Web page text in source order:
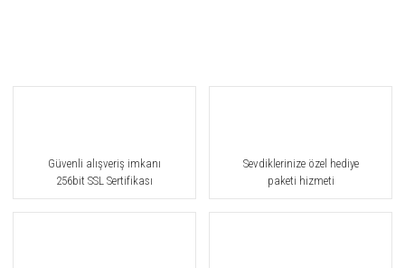
Güvenli alışveriş imkanı
256bit SSL Sertifikası
Sevdiklerinize özel hediye
paketi hizmeti